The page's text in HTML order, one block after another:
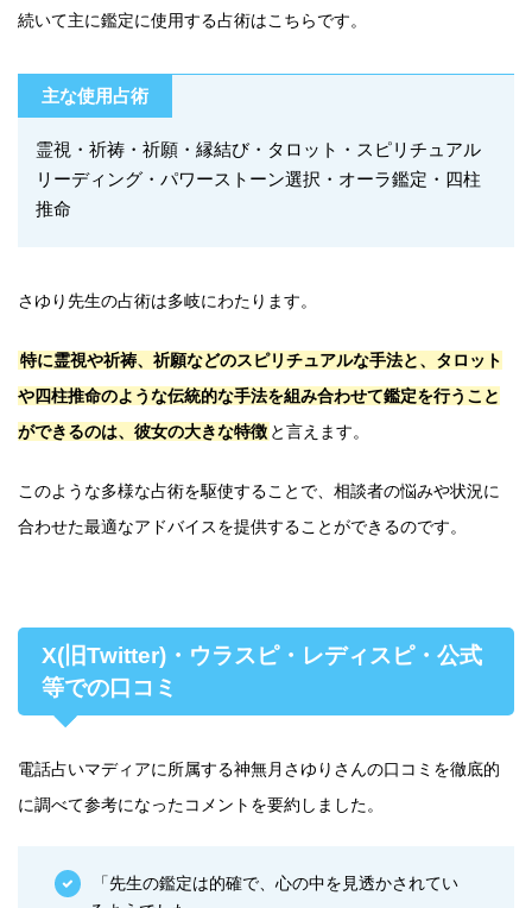
続いて主に鑑定に使用する占術はこちらです。
主な使用占術
霊視・祈祷・祈願・縁結び・タロット・スピリチュアル
リーディング・パワーストーン選択・オーラ鑑定・四柱
推命
さゆり先生の占術は多岐にわたります。
特に霊視や祈祷、祈願などのスピリチュアルな手法と、タロット
や四柱推命のような伝統的な手法を組み合わせて鑑定を行うこと
ができるのは、彼女の大きな特徴 と言えます。
このような多様な占術を駆使することで、相談者の悩みや状況に
合わせた最適なアドバイスを提供することができるのです。
X(旧Twitter)・ウラスピ・レディスピ・公式
等での口コミ
電話占いマディアに所属する神無月さゆりさんの口コミを徹底的
に調べて参考になったコメントを要約しました。
「先生の鑑定は的確で、心の中を見透かされてい